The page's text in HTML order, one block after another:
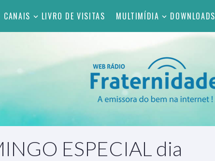
CANAIS LIVRO DE VISITAS MULTIMÍDIA DOWNLOADS
ESPECIAL dia